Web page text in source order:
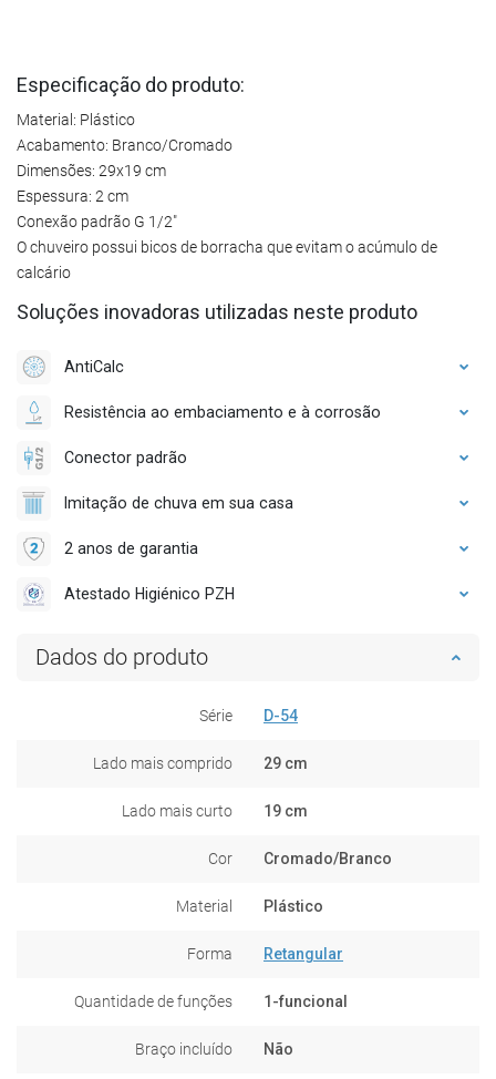
Especificação do produto:
Material: Plástico
Acabamento: Branco/Cromado
Dimensões: 29x19 cm
Espessura: 2 cm
Conexão padrão G 1/2"
O chuveiro possui bicos de borracha que evitam o acúmulo de
calcário
Soluções inovadoras utilizadas neste produto
AntiCalc
Resistência ao embaciamento e à corrosão
Conector padrão
Imitação de chuva em sua casa
2 anos de garantia
Atestado Higiénico PZH
Dados do produto
Série D-54
Lado mais comprido 29 cm
Lado mais curto 19 cm
Cor Cromado/Branco
Material Plástico
Forma Retangular
Quantidade de funções 1-funcional
Braço incluído Não